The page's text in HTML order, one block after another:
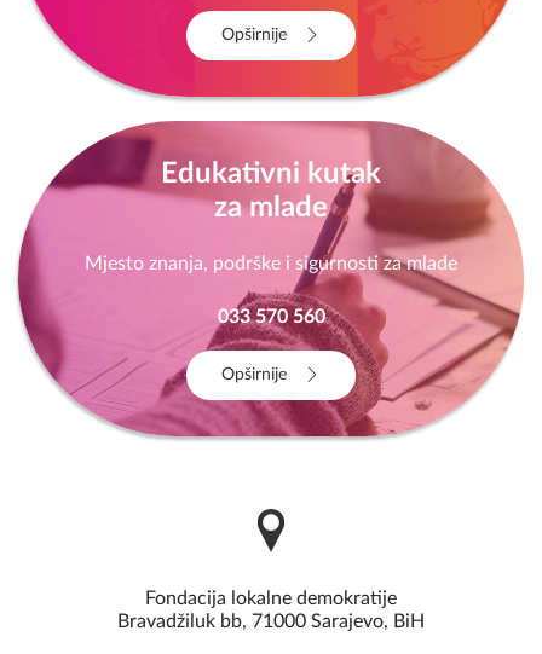
Opširnije
Edukativni kutak
za mlade
Mjesto znanja, podrške i sigurnosti za mlade
033 570 560
Opširnije
Fondacija lokalne demokratije
Bravadžiluk bb, 71000 Sarajevo, BiH